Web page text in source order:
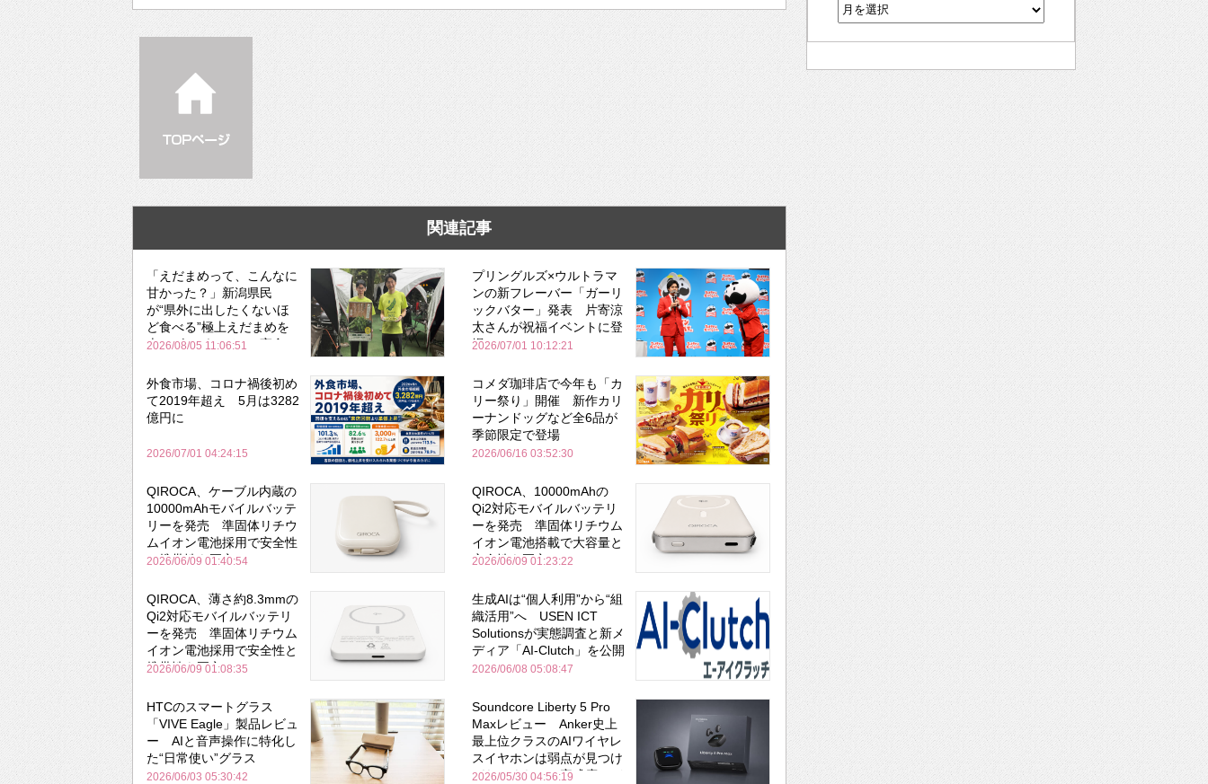
関連記事
「えだまめって、こんなに
甘かった？」新潟県民
が“県外に出したくないほ
ど食べる”極上えだまめを
森のビアガーデンで実食
2026/08/05 11:06:51
プリングルズ×ウルトラマ
ンの新フレーバー「ガーリ
ックバター」発表 片寄涼
太さんが祝福イベントに登
場
2026/07/01 10:12:21
外食市場、コロナ禍後初め
て2019年超え 5月は3282
億円に
2026/07/01 04:24:15
コメダ珈琲店で今年も「カ
リー祭り」開催 新作カリ
ーナンドッグなど全6品が
季節限定で登場
2026/06/16 03:52:30
QIROCA、ケーブル内蔵の
10000mAhモバイルバッテ
リーを発売 準固体リチウ
ムイオン電池採用で安全性
と携帯性を両立
2026/06/09 01:40:54
QIROCA、10000mAhの
Qi2対応モバイルバッテリ
ーを発売 準固体リチウム
イオン電池搭載で大容量と
安全性を両立
2026/06/09 01:23:22
QIROCA、薄さ約8.3mmの
Qi2対応モバイルバッテリ
ーを発売 準固体リチウム
イオン電池採用で安全性と
携帯性を両立
2026/06/09 01:08:35
生成AIは“個人利用”から“組
織活用”へ USEN ICT
Solutionsが実態調査と新メ
ディア「AI-Clutch」を公開
2026/06/08 05:08:47
HTCのスマートグラス
「VIVE Eagle」製品レビュ
ー AIと音声操作に特化し
た“日常使い”グラス
2026/06/03 05:30:42
Soundcore Liberty 5 Pro
Maxレビュー Anker史上
最上位クラスのAIワイヤレ
スイヤホンは弱点が見つけ
づらいくらいの完成度にび
2026/05/30 04:56:19